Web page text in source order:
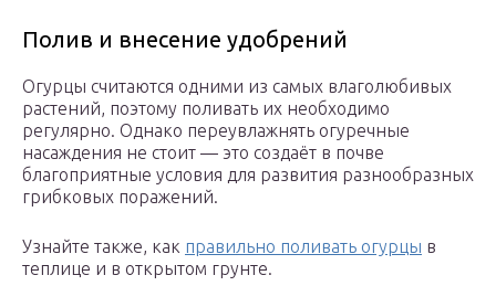
Полив и внесение удобрений
Огурцы считаются одними из самых влаголюбивых
растений, поэтому поливать их необходимо
регулярно. Однако переувлажнять огуречные
насаждения не стоит — это создаёт в почве
благоприятные условия для развития разнообразных
грибковых поражений.
Узнайте также, как правильно поливать огурцы в
теплице и в открытом грунте.